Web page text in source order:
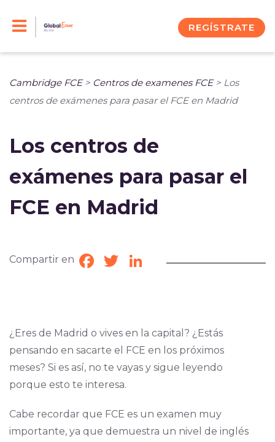
REGÍSTRATE
Cambridge FCE> Centros de examenes FCE> Los
centros de exámenes para pasar el FCE en Madrid
Los centros de
exámenes para pasar el
FCE en Madrid
Compartir en Facebook
TwitterLinkedIn
¿Eres de Madrid o vives en la capital? ¿Estás
pensando en sacarte el FCE en los próximos
meses? Si es así, no te vayas y sigue leyendo
porque esto te interesa.
Cabe recordar que FCE es un examen muy
importante, ya que demuestra un nivel de inglés